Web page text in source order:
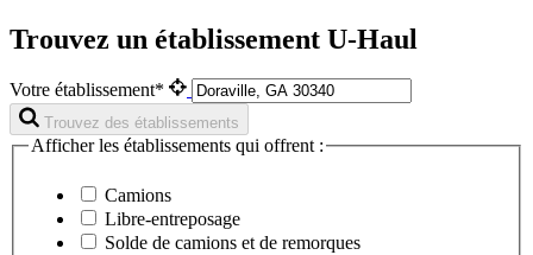
Trouvez un établissement U-Haul
Votre établissement*
Trouvez des établissements
Afficher les établissements qui offrent :
Camions
Libre-entreposage
Solde de camions et de remorques